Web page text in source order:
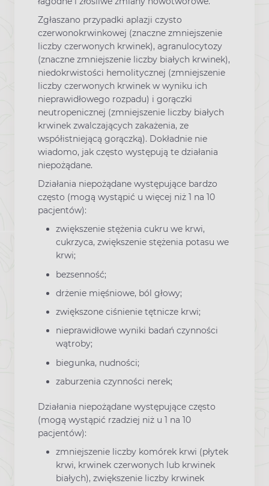
Zgłaszano przypadki aplazji czysto
czerwonokrwinkowej (znaczne zmniejszenie
liczby czerwonych krwinek), agranulocytozy
(znaczne zmniejszenie liczby białych krwinek),
niedokrwistości hemolitycznej (zmniejszenie
liczby czerwonych krwinek w wyniku ich
nieprawidłowego rozpadu) i gorączki
neutropenicznej (zmniejszenie liczby białych
krwinek zwalczających zakażenia, ze
współistniejącą gorączką). Dokładnie nie
wiadomo, jak często występują te działania
niepożądane.
Działania niepożądane występujące bardzo
często (mogą wystąpić u więcej niż 1 na 10
pacjentów):
zwiększenie stężenia cukru we krwi,
cukrzyca, zwiększenie stężenia potasu we
krwi;
bezsenność;
drżenie mięśniowe, ból głowy;
zwiększone ciśnienie tętnicze krwi;
nieprawidłowe wyniki badań czynności
wątroby;
biegunka, nudności;
zaburzenia czynności nerek;
Działania niepożądane występujące często
(mogą wystąpić rzadziej niż u 1 na 10
pacjentów):
zmniejszenie liczby komórek krwi (płytek
krwi, krwinek czerwonych lub krwinek
białych), zwiększenie liczby krwinek